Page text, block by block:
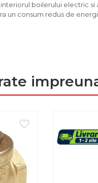
boilerului electric
un consum redus de